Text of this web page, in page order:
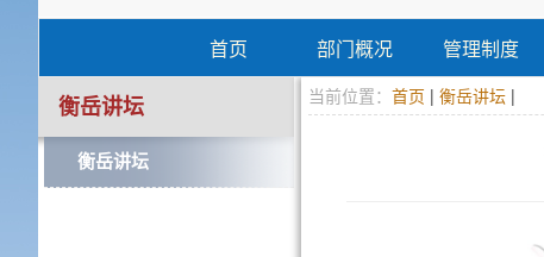
首页 部门概况 管理制度
衡岳讲坛
衡岳讲坛
当前位置： 首页 | 衡岳讲坛 |